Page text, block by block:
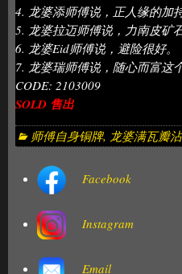
4. 龙婆添师傅说，正人缘的加
5. 龙婆拉迈师傅说，力南皮矿
6. 龙婆Eid师傅说，避险很好。
7. 龙婆瑞师傅说，随心而富这
CODE: 2103009
SOLD 售出
师傅自身铜牌, 龙婆满瓦瓣
Facebook
Instagram
Email